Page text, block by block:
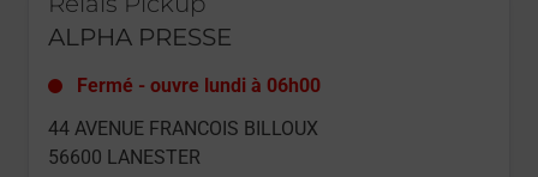
ALPHA PRESSE
Fermé - ouvre lundi à 06h00
44 AVENUE FRANCOIS BILLOUX
56600 LANESTER